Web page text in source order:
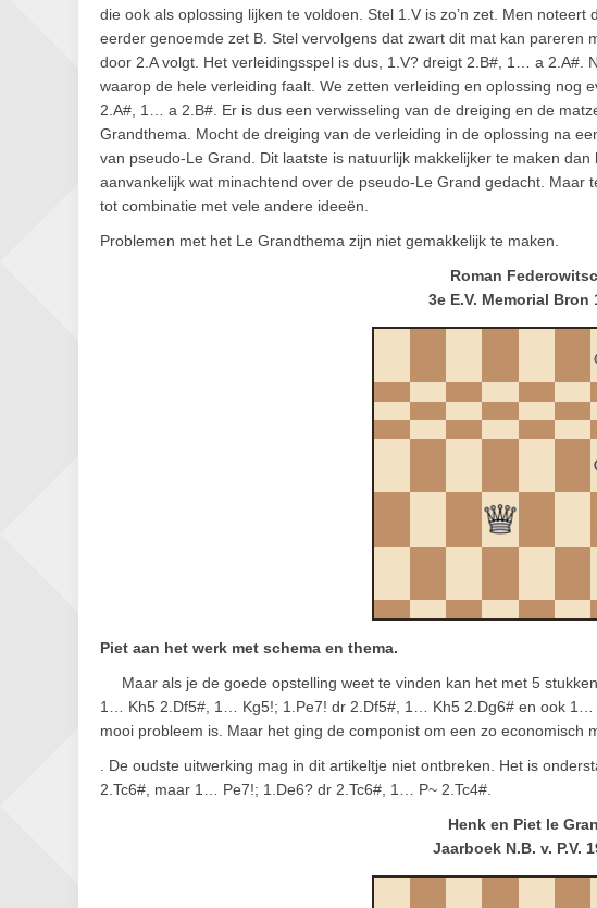
die ook als oplossing lijken te voldoen. Stel 1.V is zo’n zet. Men
eerder genoemde zet B. Stel vervolgens dat zwart dit mat kan pareren
door 2.A volgt. Het verleidingsspel is dus, 1.V? dreigt 2.B#, 1… a 2.A#.
waarop de hele verleiding faalt. We zetten verleiding en oplossing nog
2.A#, 1… a 2.B#. Er is dus een verwisseling van de dreiging en de
Grandthema. Mocht de dreiging van de verleiding in de oplossing na
van pseudo-Le Grand. Dit laatste is natuurlijk makkelijker te maken
aanvankelijk wat minachtend over de pseudo-Le Grand gedacht. Maar
tot combinatie met vele andere ideeën.
Problemen met het Le Grandthema zijn niet gemakkelijk te maken.
Roman
3e E.V. Memorial Bron
Piet aan het werk met schema en thema.
Maar als je de goede opstelling weet te vinden kan het met 5
1… Kh5 2.Df5#, 1… Kg5!; 1.Pe7! dr 2.Df5#, 1… Kh5 2.Dg6# en ook 1…
mooi probleem is. Maar het ging de componist om een zo economisch
. De oudste uitwerking mag in dit artikeltje niet ontbreken. Het is
2.Tc6#, maar 1… Pe7!; 1.De6? dr 2.Tc6#, 1… P~ 2.Tc4#.
Henk en Piet le
Jaarboek N.B. v. P.V.